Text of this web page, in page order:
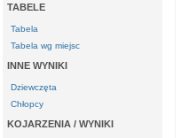
TABELE
Tabela
Tabela wg miejsc
INNE WYNIKI
Dziewczęta
Chłopcy
KOJARZENIA / WYNIKI